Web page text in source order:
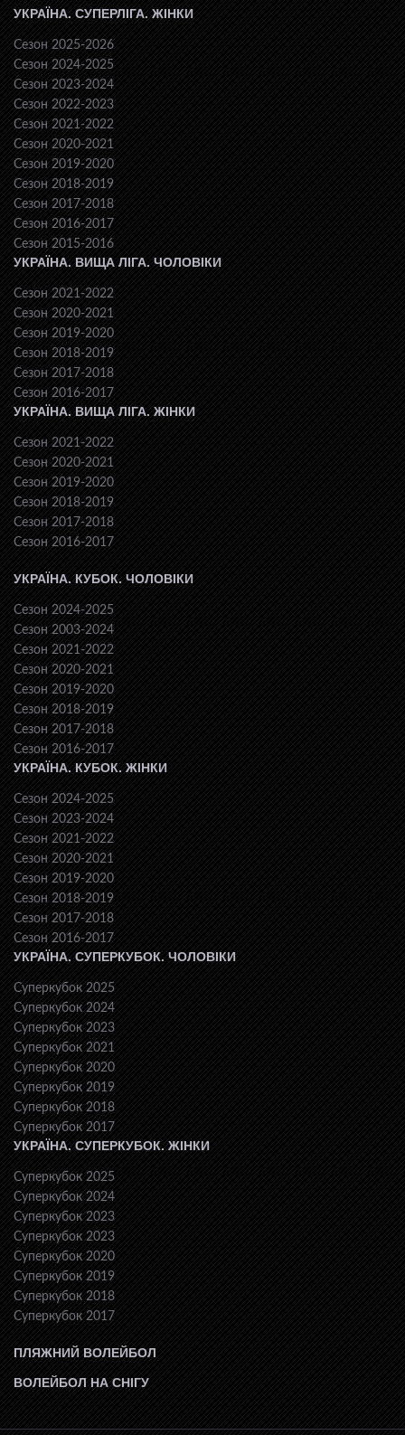
УКРАЇНА. СУПЕРЛІГА. ЖІНКИ
Сезон 2025-2026
Сезон 2024-2025
Сезон 2023-2024
Сезон 2022-2023
Сезон 2021-2022
Сезон 2020-2021
Сезон 2019-2020
Сезон 2018-2019
Сезон 2017-2018
Сезон 2016-2017
Сезон 2015-2016
УКРАЇНА. ВИЩА ЛІГА. ЧОЛОВІКИ
Сезон 2021-2022
Сезон 2020-2021
Сезон 2019-2020
Сезон 2018-2019
Сезон 2017-2018
Сезон 2016-2017
УКРАЇНА. ВИЩА ЛІГА. ЖІНКИ
Сезон 2021-2022
Сезон 2020-2021
Сезон 2019-2020
Сезон 2018-2019
Сезон 2017-2018
Сезон 2016-2017
УКРАЇНА. КУБОК. ЧОЛОВІКИ
Сезон 2024-2025
Сезон 2003-2024
Сезон 2021-2022
Сезон 2020-2021
Сезон 2019-2020
Сезон 2018-2019
Сезон 2017-2018
Сезон 2016-2017
УКРАЇНА. КУБОК. ЖІНКИ
Сезон 2024-2025
Сезон 2023-2024
Сезон 2021-2022
Сезон 2020-2021
Сезон 2019-2020
Сезон 2018-2019
Сезон 2017-2018
Сезон 2016-2017
УКРАЇНА. СУПЕРКУБОК. ЧОЛОВІКИ
Суперкубок 2025
Суперкубок 2024
Суперкубок 2023
Суперкубок 2021
Суперкубок 2020
Суперкубок 2019
Суперкубок 2018
Суперкубок 2017
УКРАЇНА. СУПЕРКУБОК. ЖІНКИ
Суперкубок 2025
Суперкубок 2024
Суперкубок 2023
Суперкубок 2023
Суперкубок 2020
Суперкубок 2019
Суперкубок 2018
Суперкубок 2017
ПЛЯЖНИЙ ВОЛЕЙБОЛ
ВОЛЕЙБОЛ НА СНІГУ